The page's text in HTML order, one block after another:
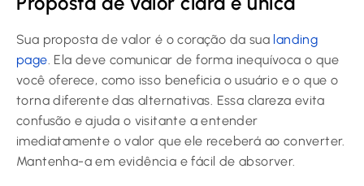
Sua proposta de valor é o coração da sua landing
page . Ela deve comunicar de forma inequívoca o que
você oferece, como isso beneficia o usuário e o que o
torna diferente das alternativas. Essa clareza evita
confusão e ajuda o visitante a entender
imediatamente o valor que ele receberá ao converter.
Mantenha-a em evidência e fácil de absorver.